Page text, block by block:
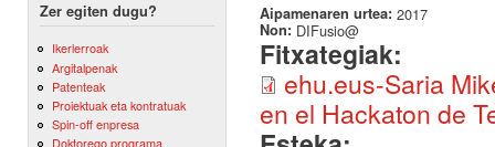
Zer egiten dugu?
Ikerlerroak
Argitalpenak
Patenteak
Proiektuak eta kontratuak
Spin-off enpresa
Doktorego programa
Aipamenaren urtea: 2017
Non: DIFusio@
Fitxategiak:
ehu.eus-Saria
en el Hackaton de